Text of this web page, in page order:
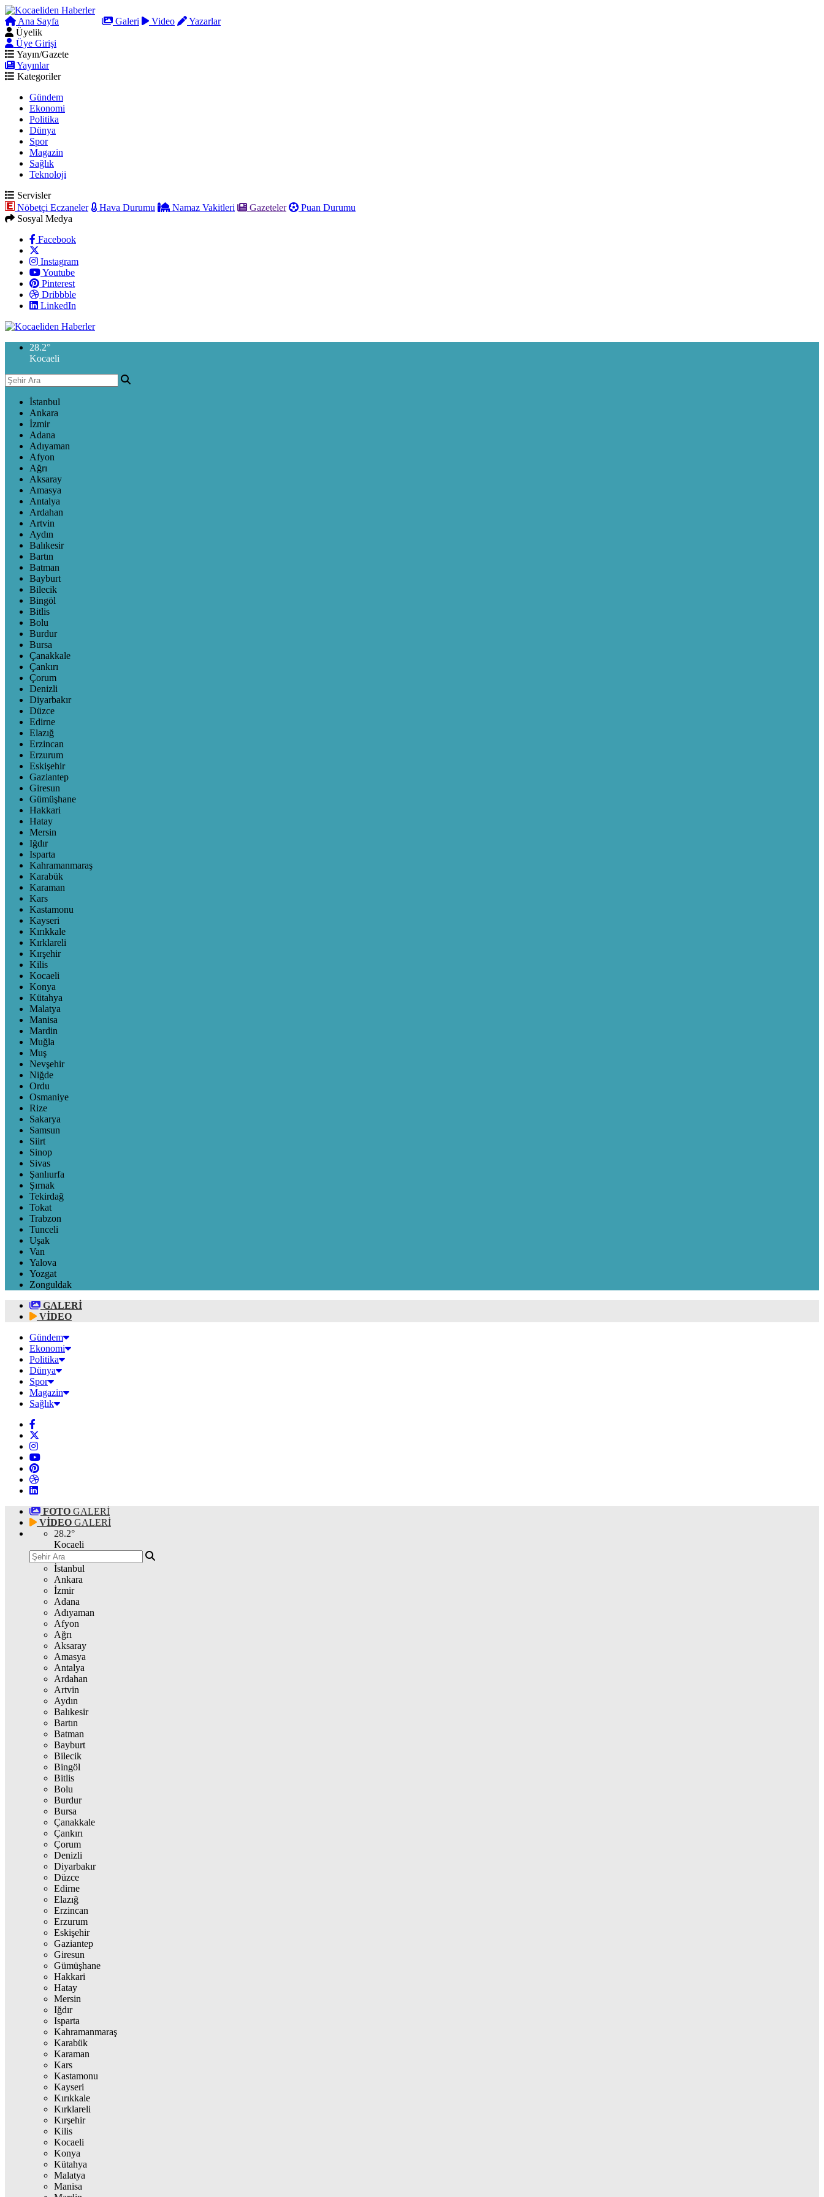
Ana Sayfa Galeri Video
Yazarlar
Üyelik
Üye Girişi
Yayın/Gazete
Yayınlar
Kategoriler
Gündem
Ekonomi
Politika
Dünya
Spor
Magazin
Sağlık
Teknoloji
Servisler
Nöbetçi Eczaneler
Hava Durumu Namaz Vakitleri Gazeteler
Puan Durumu
Sosyal Medya
Facebook
Instagram
Youtube
Pinterest
Dribbble
LinkedIn
28.2°
Kocaeli
İstanbul
Ankara
İzmir
Adana
Adıyaman
Afyon
Ağrı
Aksaray
Amasya
Antalya
Ardahan
Artvin
Aydın
Balıkesir
Bartın
Batman
Bayburt
Bilecik
Bingöl
Bitlis
Bolu
Burdur
Bursa
Çanakkale
Çankırı
Çorum
Denizli
Diyarbakır
Düzce
Edirne
Elazığ
Erzincan
Erzurum
Eskişehir
Gaziantep
Giresun
Gümüşhane
Hakkari
Hatay
Mersin
Iğdır
Isparta
Kahramanmaraş
Karabük
Karaman
Kars
Kastamonu
Kayseri
Kırıkkale
Kırklareli
Kırşehir
Kilis
Kocaeli
Konya
Kütahya
Malatya
Manisa
Mardin
Muğla
Muş
Nevşehir
Niğde
Ordu
Osmaniye
Rize
Sakarya
Samsun
Siirt
Sinop
Sivas
Şanlıurfa
Şırnak
Tekirdağ
Tokat
Trabzon
Tunceli
Uşak
Van
Yalova
Yozgat
Zonguldak
GALERİ
VİDEO
Gündem
Ekonomi
Politika
Dünya
Spor
Magazin
Sağlık
FOTO GALERİ
VİDEO GALERİ
28.2°
Kocaeli
İstanbul
Ankara
İzmir
Adana
Adıyaman
Afyon
Ağrı
Aksaray
Amasya
Antalya
Ardahan
Artvin
Aydın
Balıkesir
Bartın
Batman
Bayburt
Bilecik
Bingöl
Bitlis
Bolu
Burdur
Bursa
Çanakkale
Çankırı
Çorum
Denizli
Diyarbakır
Düzce
Edirne
Elazığ
Erzincan
Erzurum
Eskişehir
Gaziantep
Giresun
Gümüşhane
Hakkari
Hatay
Mersin
Iğdır
Isparta
Kahramanmaraş
Karabük
Karaman
Kars
Kastamonu
Kayseri
Kırıkkale
Kırklareli
Kırşehir
Kilis
Kocaeli
Konya
Kütahya
Malatya
Manisa